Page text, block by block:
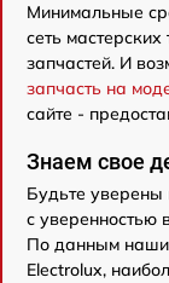
Минимальные
сеть
запчастей. И
запчасть на
сайте -
Знаем свое
Будьте
с уверенностью
По данным
Electrolux,